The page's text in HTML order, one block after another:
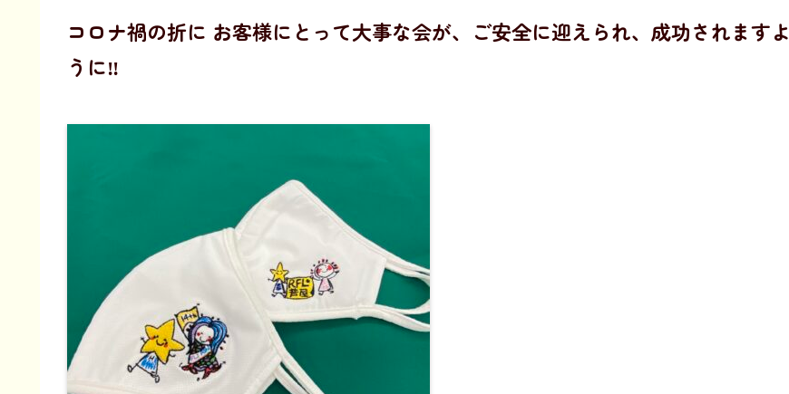
コロナ禍の折に お客様にとって大事な会が、ご安全に迎えられ、成功されますよ
うに‼️